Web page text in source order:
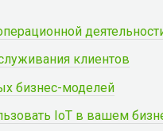
клиентов
бизнес-моделей
IoT в вашем